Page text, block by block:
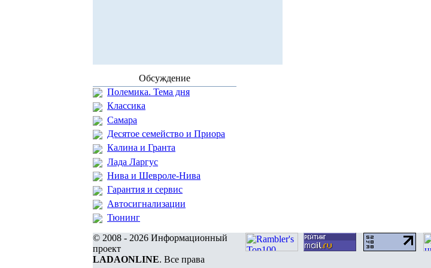
Обсуждение
Полемика. Тема дня
Классика
Самара
Десятое семейство и Приора
Калина и Гранта
Лада Ларгус
Нива и Шевроле-Нива
Гарантия и сервис
Автосигнализации
Тюнинг
© 2008 - 2026 Информационный
проект
LADAONLINE. Все права